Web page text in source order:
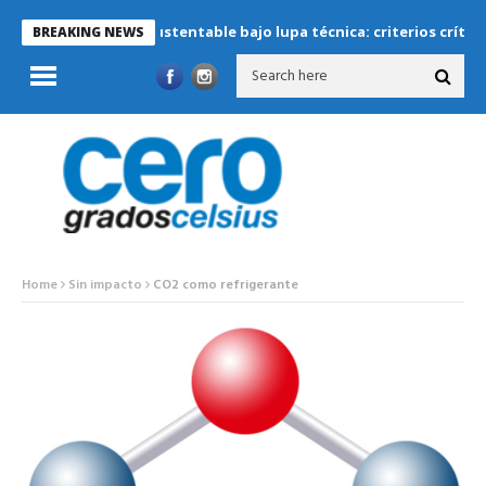
BREAKING NEWS
sustentable bajo lupa técnica: criterios críticos para
Home Sin impacto CO2 como refrigerante